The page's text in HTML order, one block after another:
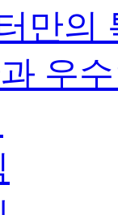
만의
우